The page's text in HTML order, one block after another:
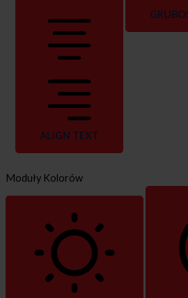
ALIGN TEXT
Moduły Kolorów